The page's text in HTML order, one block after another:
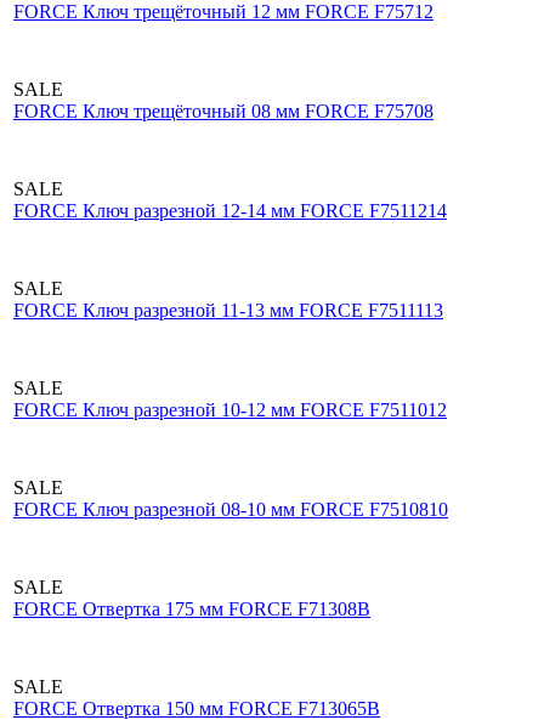
FORCE Ключ трещёточный 12 мм FORCE F75712
SALE
FORCE Ключ трещёточный 08 мм FORCE F75708
SALE
FORCE Ключ разрезной 12-14 мм FORCE F7511214
SALE
FORCE Ключ разрезной 11-13 мм FORCE F7511113
SALE
FORCE Ключ разрезной 10-12 мм FORCE F7511012
SALE
FORCE Ключ разрезной 08-10 мм FORCE F7510810
SALE
FORCE Отвертка 175 мм FORCE F71308В
SALE
FORCE Отвертка 150 мм FORCE F713065В